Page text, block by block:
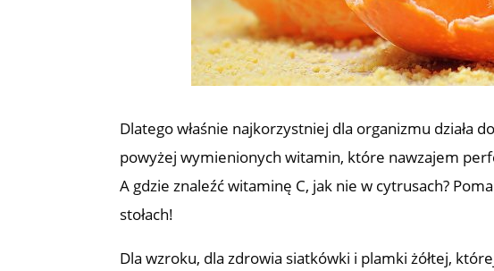
Dlatego właśnie najkorzystniej dla organizmu działa
powyżej wymienionych witamin, które nawzajem
A gdzie znaleźć witaminę C, jak nie w cytrusach?
stołach!
Dla wzroku, dla zdrowia siatkówki i plamki żółtej,